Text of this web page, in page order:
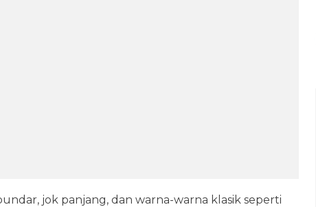
jok panjang, dan warna-warna klasik seperti